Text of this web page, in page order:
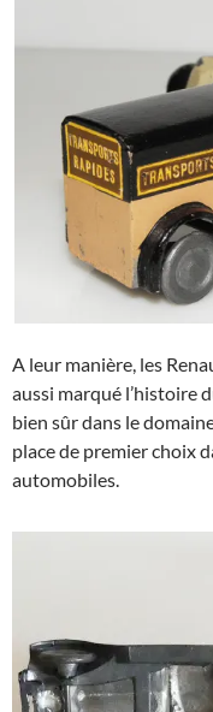
A leur manière, les
aussi marqué l’histoire
bien sûr dans le
place de premier choix
automobiles.